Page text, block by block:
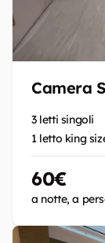
Camera
3 letti singoli
1 letto king
60€
a notte, a